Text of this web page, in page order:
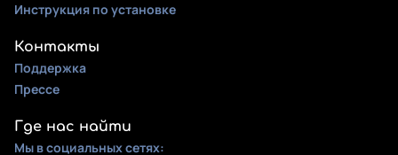
Инструкция по установке
Контакты
Поддержка
Прессе
Где нас найти
Мы в социальных сетях: